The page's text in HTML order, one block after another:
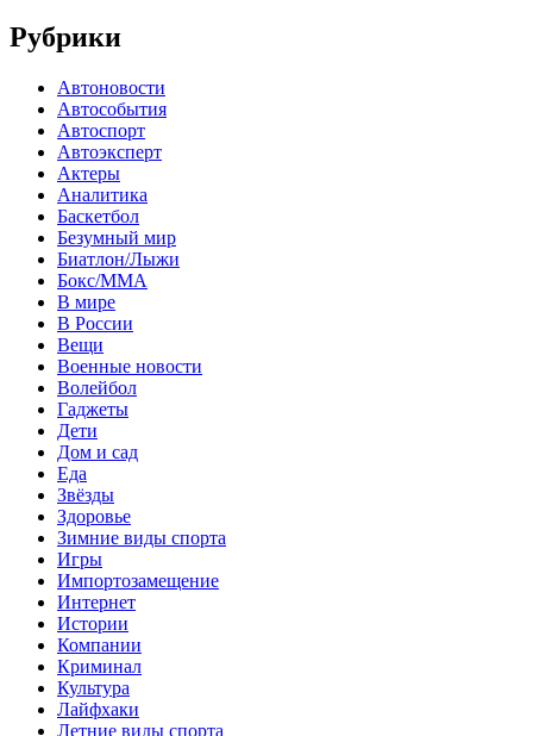
Рубрики
Автоновости
Автособытия
Автоспорт
Автоэксперт
Актеры
Аналитика
Баскетбол
Безумный мир
Биатлон/Лыжи
Бокс/MMA
В мире
В России
Вещи
Военные новости
Волейбол
Гаджеты
Дети
Дом и сад
Еда
Звёзды
Здоровье
Зимние виды спорта
Игры
Импортозамещение
Интернет
Истории
Компании
Криминал
Культура
Лайфхаки
Летние виды спорта